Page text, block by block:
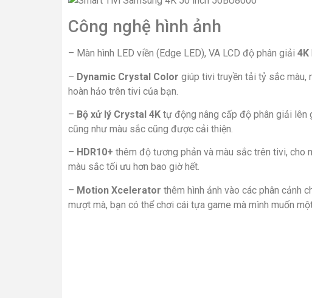
Công nghệ hình ảnh
– Màn hình LED viền (Edge LED), VA LCD độ phân giải 4K
– Dynamic Crystal Color giúp tivi truyền tải tỷ sắc màu,
hoàn hảo trên tivi của bạn.
– Bộ xử lý Crystal 4K tự động nâng cấp độ phân giải lên
cũng như màu sắc cũng được cải thiện.
– HDR10+ thêm độ tương phản và màu sắc trên tivi, cho
màu sắc tối ưu hơn bao giờ hết.
– Motion Xcelerator thêm hình ảnh vào các phân cảnh
mượt mà, bạn có thể chơi cái tựa game mà mình muốn